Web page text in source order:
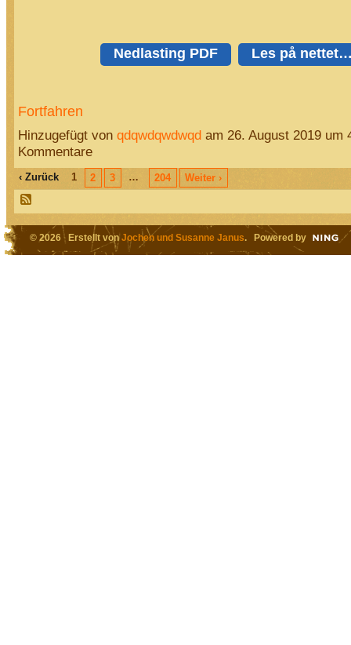
Nedlasting PDF Les på
Fortfahren
Hinzugefügt von qdqwdqwdwqd am 26. August 2019
Kommentare
‹ Zurück 1 2 3 … 204 Weiter ›
© 2026 Erstellt vonJochen und Susanne Janus. Powered by